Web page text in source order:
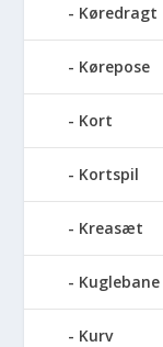
Køredragt
Kørepose
Kort
Kortspil
Kreasæt
Kuglebane
Kurv